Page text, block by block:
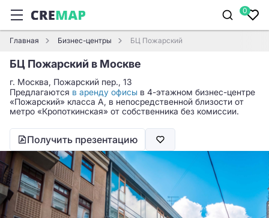
0
Главная Бизнес-центры БЦ Пожарский
БЦ Пожарский в Москве
г. Москва, Пожарский пер., 13
Предлагаются в аренду офисы в 4-этажном бизнес-центре
«Пожарский» класса A, в непосредственной близости от
метро «Кропоткинская» от собственника без комиссии.
Получить презентацию